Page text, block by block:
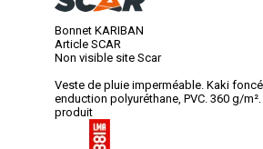
Bonnet KARIBAN
Article SCAR
Non visible site Scar
Veste de pluie imperméable. Kaki
enduction polyuréthane, PVC. 360 g/m².
produit